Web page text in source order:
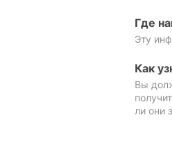
Где
Эту
Как
Вы
ли они